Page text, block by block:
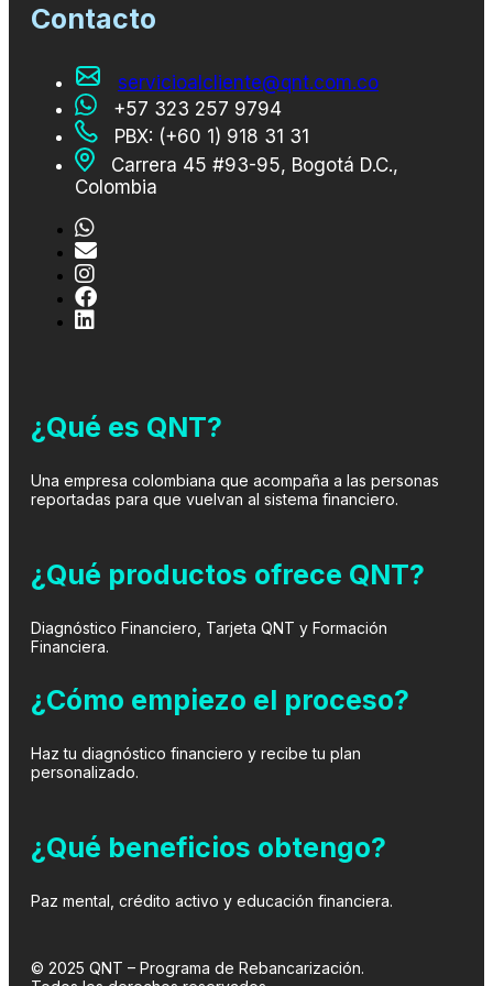
Contacto
servicioalcliente@qnt.com.co
+57 323 257 9794
PBX: (+60 1) 918 31 31
Carrera 45 #93-95, Bogotá D.C.,
Colombia
¿Qué es QNT?
Una empresa colombiana que acompaña a las personas
reportadas para que vuelvan al sistema financiero.
¿Qué productos ofrece QNT?
Diagnóstico Financiero, Tarjeta QNT y Formación
Financiera.
¿Cómo empiezo el proceso?
Haz tu diagnóstico financiero y recibe tu plan
personalizado.
¿Qué beneficios obtengo?
Paz mental, crédito activo y educación financiera.
© 2025 QNT – Programa de Rebancarización.